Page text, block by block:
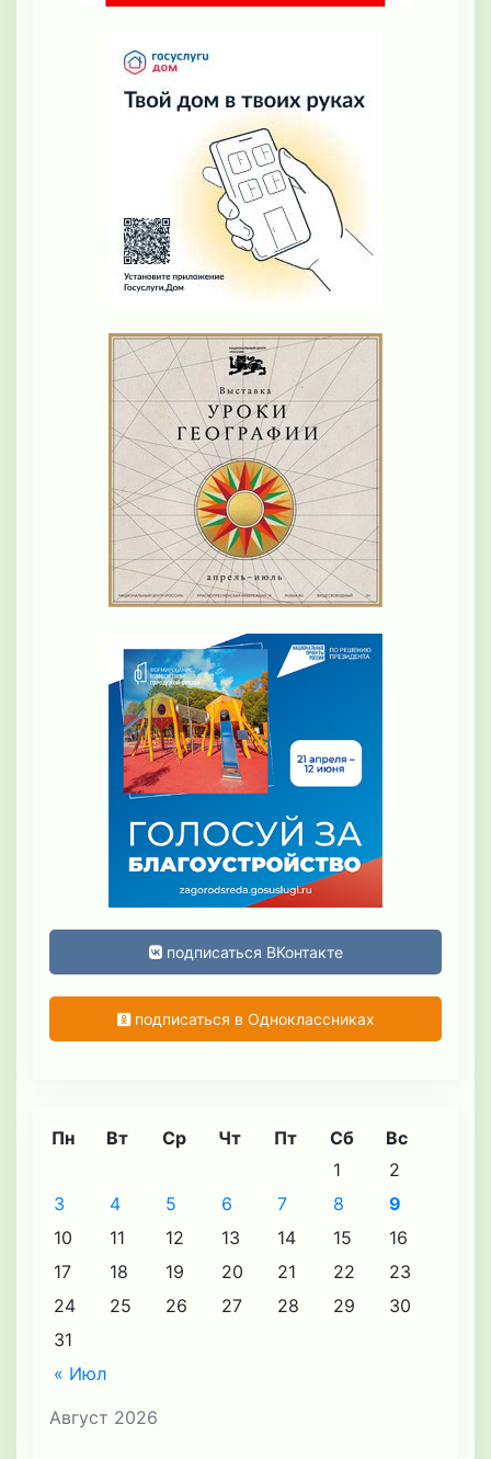
подписаться ВКонтакте
подписаться в Одноклассниках
Август 2026
Пн Вт Ср Чт Пт Сб Вс
« Июл
1
2
3
4 5 6 7 8
9
10
11 12 13 14 15
16
17
18 19 20 21 22
23
24
25 26 27 28 29
30
31